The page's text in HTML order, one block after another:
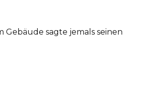
Gebäude sagte jemals seinen